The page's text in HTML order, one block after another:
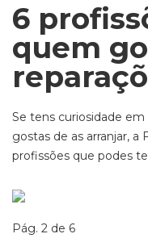
6
quem
Se tens curiosidade
gostas de as arranjar, a
profissões que podes
Pág. 2 de 6